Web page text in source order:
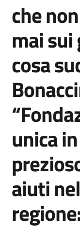
che
mai
cosa
unica
aiuti